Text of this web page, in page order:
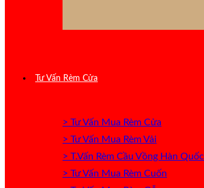
Tư Vấn Rèm Cửa
> Tư Vấn Mua Rèm Cửa
> Tư Vấn Mua Rèm Vải
> T.Vấn Rèm Cầu Vồng Hàn Quốc
> Tư Vấn Mua Rèm Cuốn